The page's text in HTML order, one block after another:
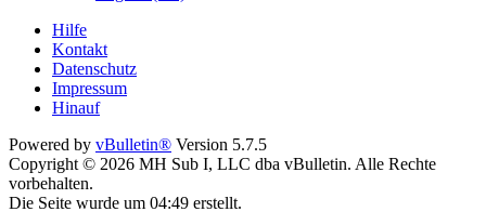
Hilfe
Kontakt
Datenschutz
Impressum
Hinauf
Powered by vBulletin® Version 5.7.5
Copyright © 2026 MH Sub I, LLC dba vBulletin. Alle Rechte
vorbehalten.
Die Seite wurde um 04:49 erstellt.